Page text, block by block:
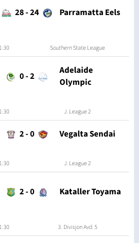
28-24 Parramatta Eels
Southern State League
0-2
Adelaide
Olympic
J. League 2
2-0 Vegalta Sendai
J. League 2
2-0 Kataller Toyama
3. Divisjon Avd. 5